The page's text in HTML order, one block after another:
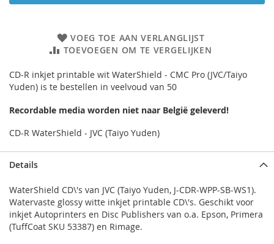
VOEG TOE AAN VERLANGLIJST
TOEVOEGEN OM TE VERGELIJKEN
CD-R inkjet printable wit WaterShield - CMC Pro (JVC/Taiyo
Yuden) is te bestellen in veelvoud van 50
Recordable media worden niet naar België geleverd!
CD-R WaterShield - JVC (Taiyo Yuden)
Details
WaterShield CD\'s van JVC (Taiyo Yuden, J-CDR-WPP-SB-WS1).
Watervaste glossy witte inkjet printable CD\'s. Geschikt voor
inkjet Autoprinters en Disc Publishers van o.a. Epson, Primera
(TuffCoat SKU 53387) en Rimage.